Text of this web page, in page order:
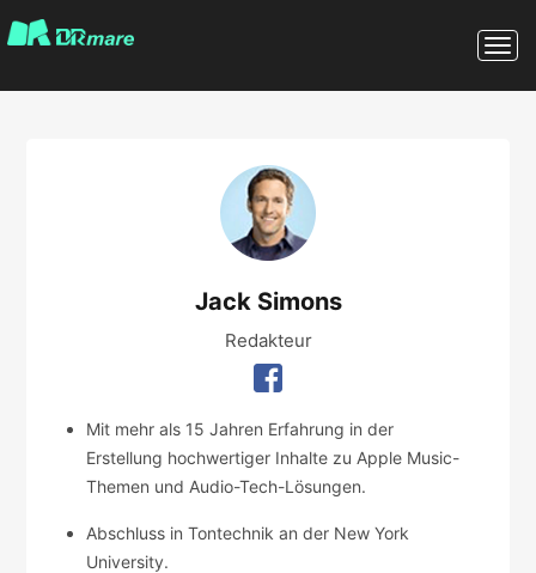
Jack Simons
Redakteur
Mit mehr als 15 Jahren Erfahrung in der
Erstellung hochwertiger Inhalte zu Apple Music-
Themen und Audio-Tech-Lösungen.
Abschluss in Tontechnik an der New York
University.